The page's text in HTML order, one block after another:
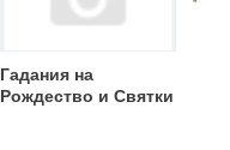
Гадания на
Рождество и Святки